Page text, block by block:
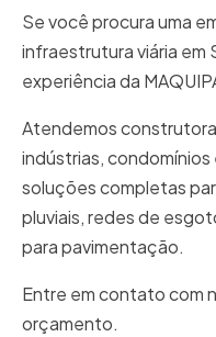
Se você procura uma
infraestrutura viária em
experiência da
Atendemos
indústrias,
soluções completas
pluviais, redes de
para pavimentação.
Entre em contato com
orçamento.